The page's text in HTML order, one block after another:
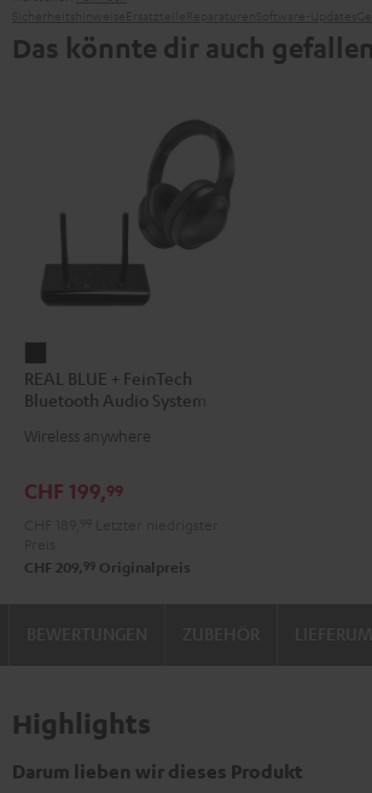
Das könnte dir auch gefallen
BLUE
+
FeinTech
Audio
Night
REAL BLUE + FeinTech
Bluetooth Audio System
Wireless anywhere
CHF 199,99
CHF 209, 99 Originalpreis
Highlights
Darum lieben wir dieses Produkt